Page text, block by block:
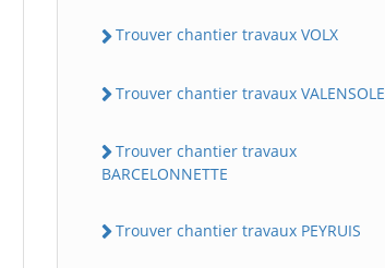
Trouver chantier travaux VOLX
Trouver chantier travaux VALENSOLE
Trouver chantier travaux
BARCELONNETTE
Trouver chantier travaux PEYRUIS